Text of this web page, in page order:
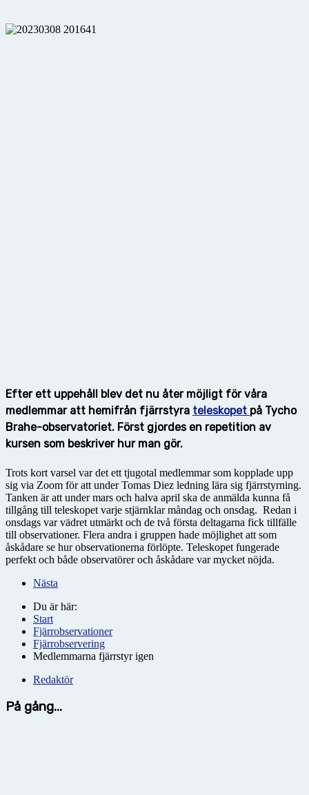
Efter ett uppehåll blev det nu åter möjligt för våra
medlemmar att hemifrån fjärrstyra teleskopet på Tycho
Brahe-observatoriet. Först gjordes en repetition av
kursen som beskriver hur man gör.
Trots kort varsel var det ett tjugotal medlemmar som kopplade upp
sig via Zoom för att under Tomas Diez ledning lära sig fjärrstyrning.
Tanken är att under mars och halva april ska de anmälda kunna få
tillgång till teleskopet varje stjärnklar måndag och onsdag. Redan i
onsdags var vädret utmärkt och de två första deltagarna fick tillfälle
till observationer. Flera andra i gruppen hade möjlighet att som
åskådare se hur observationerna förlöpte. Teleskopet fungerade
perfekt och både observatörer och åskådare var mycket nöjda.
Nästa
Du är här:
Start
Fjärrobservationer
Fjärrobservering
Medlemmarna fjärrstyr igen
Redaktör
På gång...